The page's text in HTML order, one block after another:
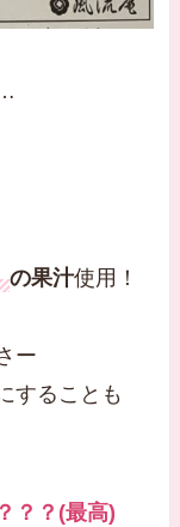
の果汁使用！
ー
することも
？？(最高)